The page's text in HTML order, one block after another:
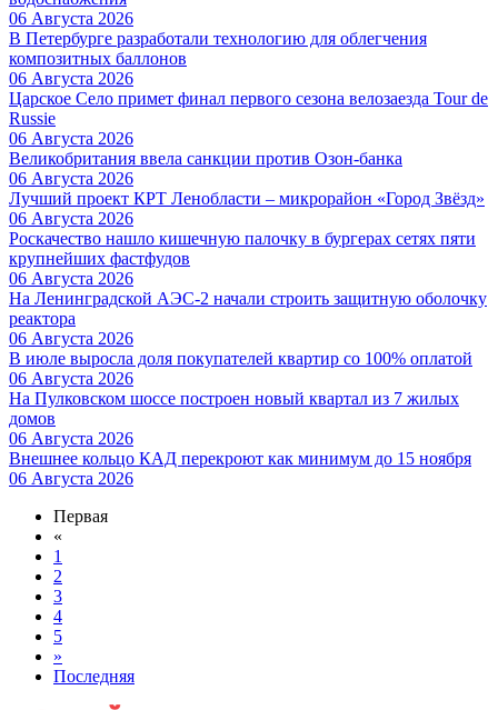
06 Августа 2026
В Петербурге разработали технологию для облегчения
композитных баллонов
06 Августа 2026
Царское Село примет финал первого сезона велозаезда Tour de
Russie
06 Августа 2026
Великобритания ввела санкции против Озон-банка
06 Августа 2026
Лучший проект КРТ Ленобласти – микрорайон «Город Звёзд»
06 Августа 2026
Роскачество нашло кишечную палочку в бургерах сетях пяти
крупнейших фастфудов
06 Августа 2026
На Ленинградской АЭС-2 начали строить защитную оболочку
реактора
06 Августа 2026
В июле выросла доля покупателей квартир со 100% оплатой
06 Августа 2026
На Пулковском шоссе построен новый квартал из 7 жилых
домов
06 Августа 2026
Внешнее кольцо КАД перекроют как минимум до 15 ноября
06 Августа 2026
Первая
«
1
2
3
4
5
»
Последняя